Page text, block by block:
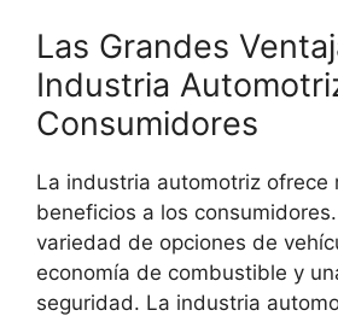
Las Grandes
Industria
Consumidores
La industria automotriz ofrece
beneficios a los
variedad de opciones de
economía de combustible y
seguridad. La industria